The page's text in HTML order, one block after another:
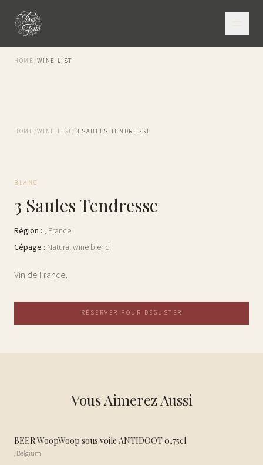
HOME /WINE LIST
HOME /WINE LIST/3 SAULES TENDRESSE
BLANC
3 Saules Tendresse
Région : , France
Cépage : Natural wine blend
Vin de France.
RÉSERVER POUR DÉGUSTER
Vous Aimerez Aussi
BEER WoopWoop sous voile ANTIDOOT 0,75cl
,Belgium